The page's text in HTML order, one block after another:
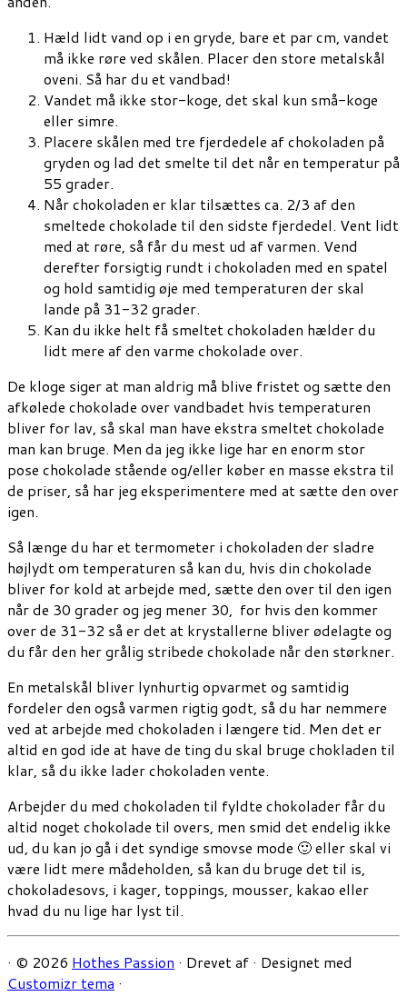
Hæld lidt vand op i en gryde, bare et par cm, vandet
må ikke røre ved skålen. Placer den store metalskål
oveni. Så har du et vandbad!
Vandet må ikke stor-koge, det skal kun små-koge
eller simre.
Placere skålen med tre fjerdedele af chokoladen på
gryden og lad det smelte til det når en temperatur på
55 grader.
Når chokoladen er klar tilsættes ca. 2/3 af den
smeltede chokolade til den sidste fjerdedel. Vent lidt
med at røre, så får du mest ud af varmen. Vend
derefter forsigtig rundt i chokoladen med en spatel
og hold samtidig øje med temperaturen der skal
lande på 31-32 grader.
Kan du ikke helt få smeltet chokoladen hælder du
lidt mere af den varme chokolade over.
De kloge siger at man aldrig må blive fristet og sætte den
afkølede chokolade over vandbadet hvis temperaturen
bliver for lav, så skal man have ekstra smeltet chokolade
man kan bruge. Men da jeg ikke lige har en enorm stor
pose chokolade stående og/eller køber en masse ekstra til
de priser, så har jeg eksperimentere med at sætte den over
igen.
Så længe du har et termometer i chokoladen der sladre
højlydt om temperaturen så kan du, hvis din chokolade
bliver for kold at arbejde med, sætte den over til den igen
når de 30 grader og jeg mener 30, for hvis den kommer
over de 31-32 så er det at krystallerne bliver ødelagte og
du får den her grålig stribede chokolade når den størkner.
En metalskål bliver lynhurtig opvarmet og samtidig
fordeler den også varmen rigtig godt, så du har nemmere
ved at arbejde med chokoladen i længere tid. Men det er
altid en god ide at have de ting du skal bruge chokladen til
klar, så du ikke lader chokoladen vente.
Arbejder du med chokoladen til fyldte chokolader får du
altid noget chokolade til overs, men smid det endelig ikke
ud, du kan jo gå i det syndige smovse mode 🙂 eller skal vi
være lidt mere mådeholden, så kan du bruge det til is,
chokoladesovs, i kager, toppings, mousser, kakao eller
hvad du nu lige har lyst til.
· © 2026 Hothes Passion · Drevet af · Designet med
Customizr tema ·